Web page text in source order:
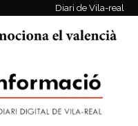
Diari de Vila-real